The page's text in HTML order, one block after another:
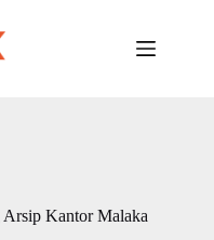
Kantor Malaka